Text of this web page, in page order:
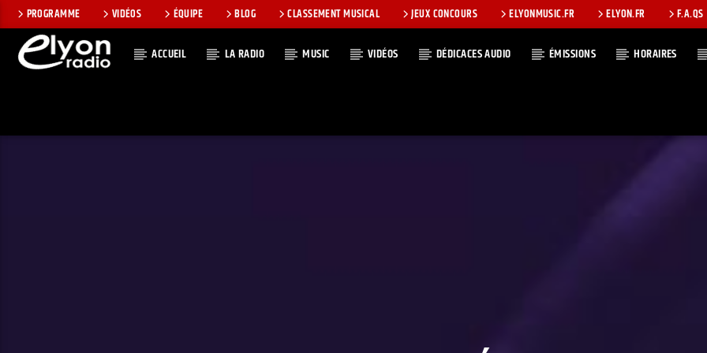
PROGRAMME VIDÉOS ÉQUIPE BLOG CLASSEMENT MUSICAL JEUX CONCOURS ELYONMUSIC.FR ELYON.FR F.A.QS
ACCUEIL LA RADIO MUSIC VIDÉOS DÉDICACES AUDIO ÉMISSIONS HORAIRES